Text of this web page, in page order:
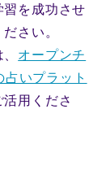
を成功させ
さい。
オープンチ
いプラット
用くださ